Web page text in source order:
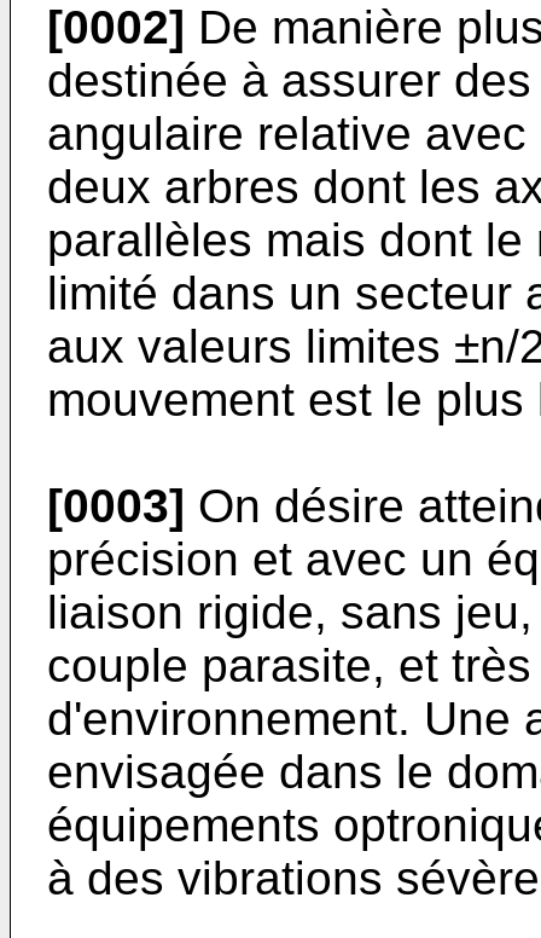
[0002] De manière
destinée à assurer
angulaire relative
deux arbres dont les
parallèles mais dont
limité dans un secteur
aux valeurs limites ±n/
mouvement est le plus
[0003] On désire
précision et avec un
liaison rigide, sans
couple parasite, et
d'environnement. Une
envisagée dans le
équipements
à des vibrations